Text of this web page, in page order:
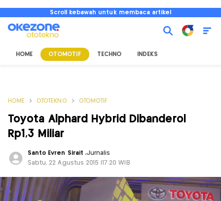
Scroll kebawah untuk membaca artikel
HOME OTOMOTIF TECHNO INDEKS
HOME OTOTEKNO OTOMOTIF
Toyota Alphard Hybrid Dibanderol
Rp1,3 Miliar
Santo Evren Sirait ,Jurnalis
Sabtu, 22 Agustus 2015 |17:20 WIB